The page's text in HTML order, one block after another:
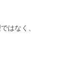
はなく、